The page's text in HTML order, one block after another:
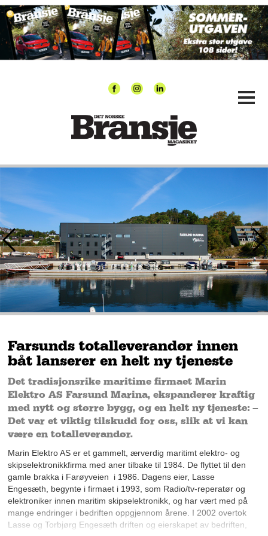
Farsunds totalleverandør innen
båt lanserer en helt ny tjeneste
Det tradisjonsrike maritime firmaet Marin
Elektro AS Farsund Marina, ekspanderer kraftig
med nytt og større bygg, og en helt ny tjeneste: –
Det var et viktig tilskudd for oss, slik at vi kan
være en totalleverandør.
Marin Elektro AS er et gammelt, ærverdig maritimt elektro- og
skipselektronikkfirma med aner tilbake til 1984. De flyttet til den
gamle brakka i Farøyveien i 1986. Dagens eier, Lasse
Engesæth, begynte i firmaet i 1993, som Radio/tv-reperatør og
elektroniker innen maritim skipselektronikk, og har vært med på
mange endringer i bedriften oppgjennom årene. I 2002 overtok
Lasse og Torbjørg Engesæth driften og eierskapet av bedriften,